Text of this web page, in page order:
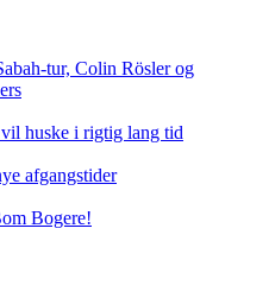
tur, Colin Rösler og
huske i rigtig lang tid
afgangstider
Bogere!